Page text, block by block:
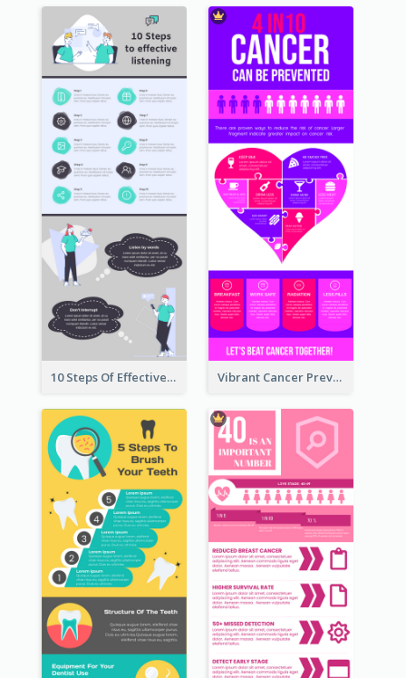
10 Steps Of Effective Listening Infographic Vibrant Cancer Prevention Infographic Design Idea